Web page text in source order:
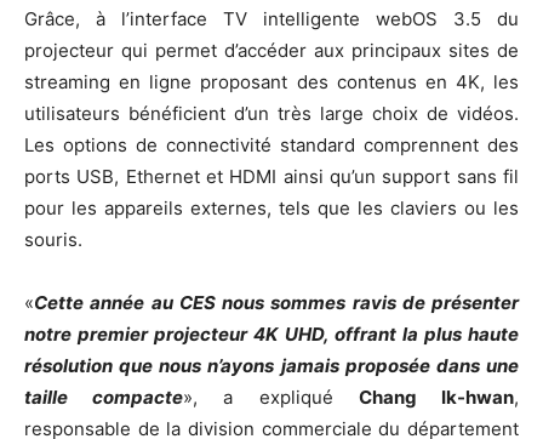
Grâce, à l’interface TV intelligente webOS 3.5 du
projecteur qui permet d’accéder aux principaux sites de
streaming en ligne proposant des contenus en 4K, les
utilisateurs bénéficient d’un très large choix de vidéos.
Les options de connectivité standard comprennent des
ports USB, Ethernet et HDMI ainsi qu’un support sans fil
pour les appareils externes, tels que les claviers ou les
souris.
«Cette année au CES nous sommes ravis de présenter
notre premier projecteur 4K UHD, offrant la plus haute
résolution que nous n’ayons jamais proposée dans une
taille compacte», a expliqué Chang Ik-hwan,
responsable de la division commerciale du département